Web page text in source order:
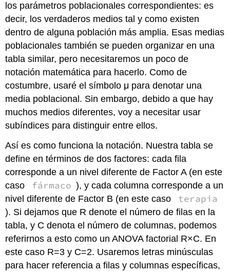
los parámetros poblacionales correspondientes: es
decir, los verdaderos medios tal y como existen
dentro de alguna población más amplia. Esas medias
poblacionales también se pueden organizar en una
tabla similar, pero necesitaremos un poco de
notación matemática para hacerlo. Como de
costumbre, usaré el símbolo μ para denotar una
media poblacional. Sin embargo, debido a que hay
muchos medios diferentes, voy a necesitar usar
subíndices para distinguir entre ellos.
Así es como funciona la notación. Nuestra tabla se
define en términos de dos factores: cada fila
corresponde a un nivel diferente de Factor A (en este
caso
fármaco ), y cada columna corresponde a un
nivel diferente de Factor B (en este caso
terapia
). Si dejamos que R denote el número de filas en la
tabla, y C denota el número de columnas, podemos
referirnos a esto como un ANOVA factorial R×C. En
este caso R=3 y C=2. Usaremos letras minúsculas
para hacer referencia a filas y columnas específicas,